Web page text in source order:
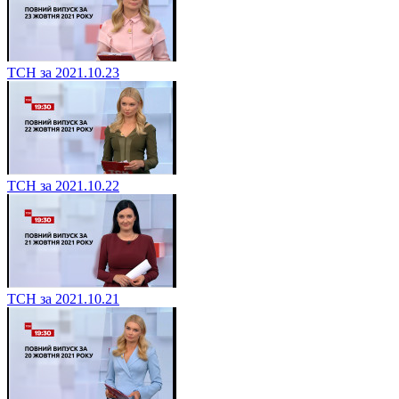
ТСН за 2021.10.23
ТСН за 2021.10.22
ТСН за 2021.10.21